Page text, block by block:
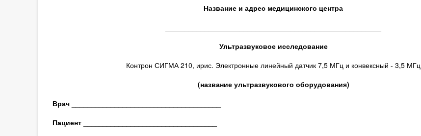
Название и адрес медицинского центра
Ультразвуковое исследование
Контрон СИГМА 210, ирис. Электронные линейный датчик 7,5 МГц и конвексный - 3,5 МГц
(название ультразвукового оборудования)
Врач______________________________________
Пациент__________________________________